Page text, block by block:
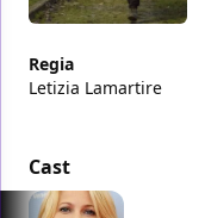
Regia
Letizia Lamartire
Cast